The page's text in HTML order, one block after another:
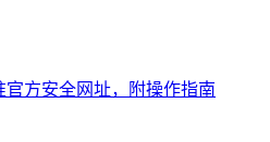
官方安全网址，附操作指南